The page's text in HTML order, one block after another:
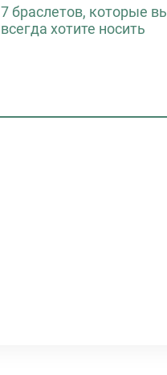
7 браслетов, которые
всегда хотите носить